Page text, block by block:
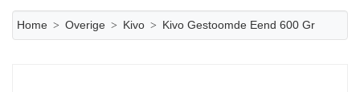
Home Overige Kivo Kivo Gestoomde Eend 600 Gr